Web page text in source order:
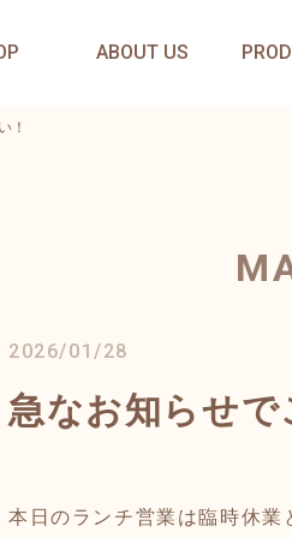
ABOUT US
！
2026/01/28
急なお知らせで
本日のランチ営業は臨時休業